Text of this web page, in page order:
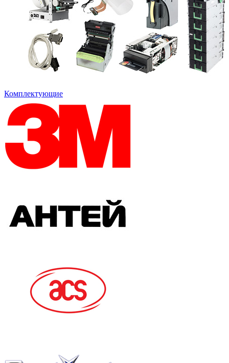
Комплектующие